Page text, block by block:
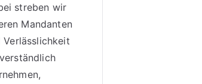
streben wir
Mandanten